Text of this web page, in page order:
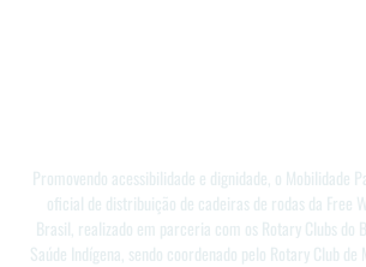
Promovendo acessibilidade e dignidade, o Mobilidade
oficial de distribuição de cadeiras de rodas da Free
Brasil, realizado em parceria com os Rotary Clubs do
Saúde Indígena, sendo coordenado pelo Rotary Club de